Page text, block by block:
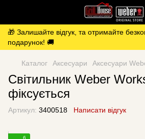
🎁 Залишайте відгук, та отримайте
подарунок! 🚚
Каталог Аксесуари Аксесуари
Світильник Weber
фіксується
Артикул: 3400518 Написати відгук
6